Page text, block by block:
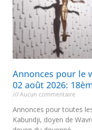
Annonces pour le
02 août 2026:
Aucun commentaire
Annonces pour toutes
Kabundji, doyen de